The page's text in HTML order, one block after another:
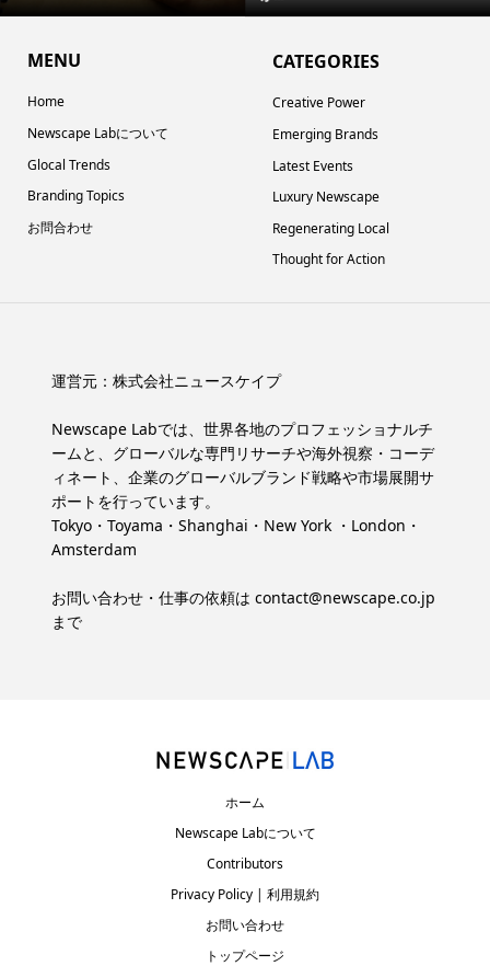
MENU
Home
Newscape Labについて
Glocal Trends
Branding Topics
お問合わせ
CATEGORIES
Creative Power
Emerging Brands
Latest Events
Luxury Newscape
Regenerating Local
Thought for Action
運営元： 株式会社ニュースケイプ
Newscape Labでは、世界各地のプロフェッショナルチ
ームと、グローバルな専門リサーチや海外視察・コーデ
ィネート、企業のグローバルブランド戦略や市場展開サ
ポートを行っています。
Tokyo・Toyama・Shanghai・New York ・London・
Amsterdam
お問い合わせ・仕事の依頼は contact@newscape.co.jp
まで
ホーム
Newscape Labについて
Contributors
Privacy Policy | 利用規約
お問い合わせ
トップページ